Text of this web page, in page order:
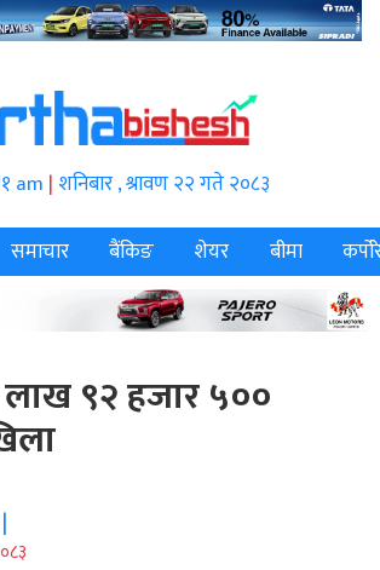
am | शनिबार , श्रावण २२ गते २०८३
समाचार
बैंकिङ शेयर बीमा
९२ हजार ५००